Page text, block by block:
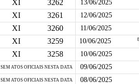
XI 3262 13/06/2025
XI 3261 12/06/2025
XI 3260 11/06/2025
XI 3259 10/06/2025
XI 3258 10/06/2025
SEM ATOS OFICIAIS NESTA DATA 09/06/2025
SEM ATOS OFICIAIS NESTA DATA 08/06/2025